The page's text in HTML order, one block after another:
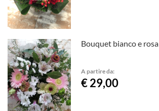
Bouquet bianco e rosa
A partire da:
€ 29,00